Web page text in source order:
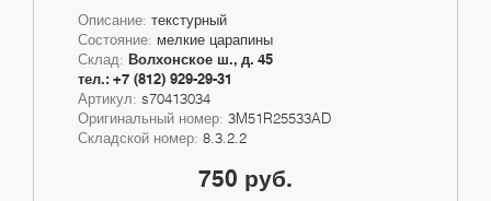
Описание: текстурный
Состояние: мелкие царапины
Склад: Волхонское ш., д. 45
тел.: +7 (812) 929-29-31
Артикул: s70413034
Оригинальный номер: 3M51R25533AD
Складской номер: 8.3.2.2
750 руб.